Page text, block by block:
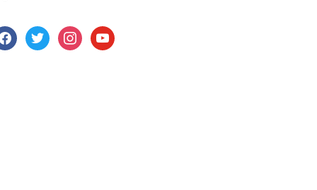
twitter instagramyoutube